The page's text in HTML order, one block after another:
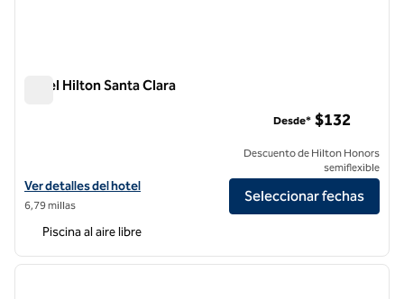
Hotel Hilton Santa Clara
Ver detalles del hotel Hilton Santa Clara
Ver detalles del hotel
6,79 millas
Desde* $132
Descuento de Hilton Honors
semiflexible
Seleccionar fechas
Piscina al aire libre
1 de 12